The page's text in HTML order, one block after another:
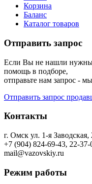
Корзина
Баланс
Каталог товаров
Отправить запрос
Если Вы не нашли
помощь в подборе,
отправьте нам запрос -
Отправить запрос
Контакты
г. Омск ул. 1-я Заводская,
+7 (904) 824-69-43, 22-37-
mail@vazovskiy.ru
Режим работы